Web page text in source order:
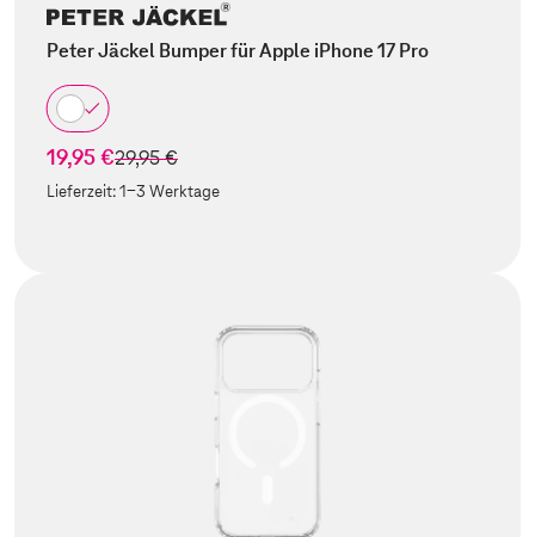
Peter Jäckel Bumper für Apple iPhone 17 Pro
19,95 €statt
29,95 €
Lieferzeit:1-3 Werktage